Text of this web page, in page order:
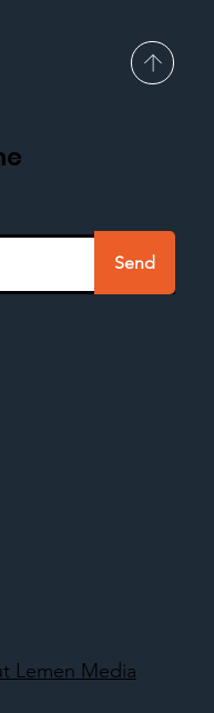
Send
Lemen Media